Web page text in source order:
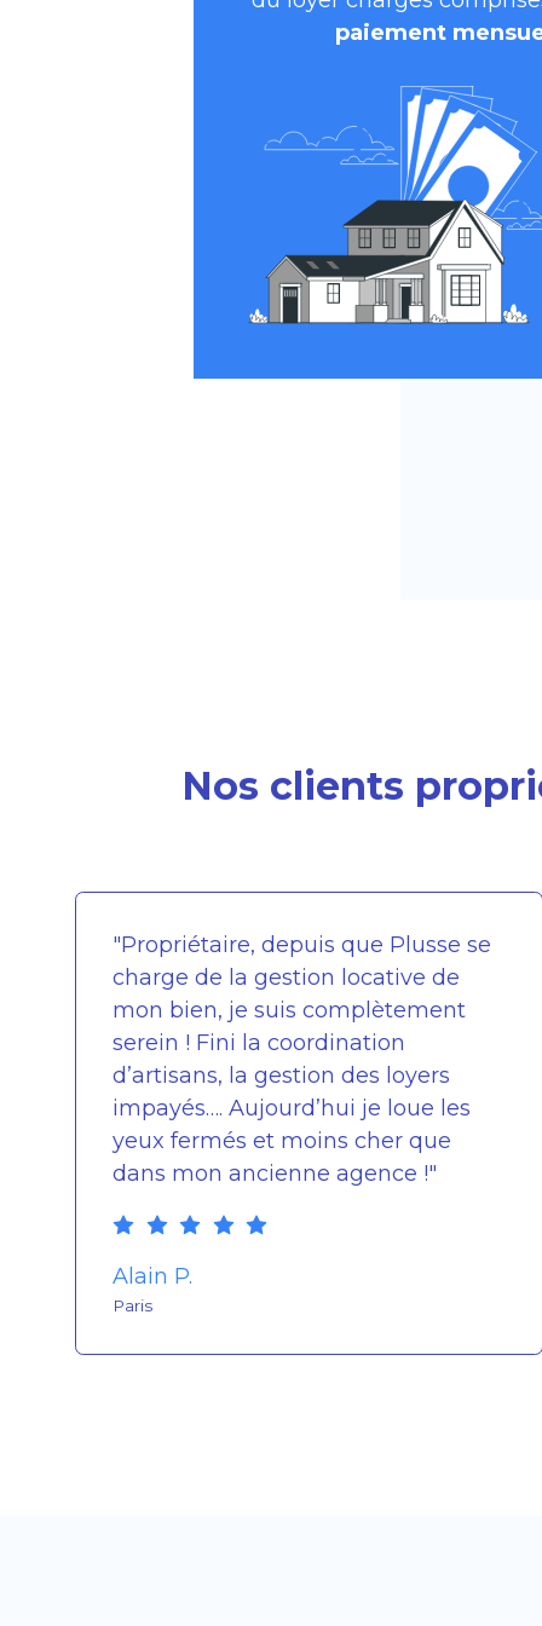
paiement
Nos clients
"Propriétaire, depuis que Plusse se
charge de la gestion locative de
mon bien, je suis complètement
serein ! Fini la coordination
d’artisans, la gestion des loyers
impayés…. Aujourd’hui je loue les
yeux fermés et moins cher que
dans mon ancienne agence !"
Alain P.
Paris